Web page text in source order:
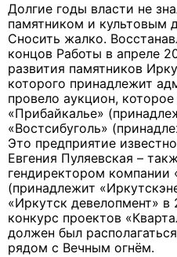
Долгие годы власти не
памятником и культовым
Сносить жалко.
концов Работы в апреле
развития памятников
которого принадлежит
провело аукцион,
«Прибайкалье»
«Востсибуголь»
Это предприятие
Евгения Пуляевская –
гендиректором компании
(принадлежит
«Иркутск девелопмент» в
конкурс проектов
должен был
рядом с Вечным огнём.